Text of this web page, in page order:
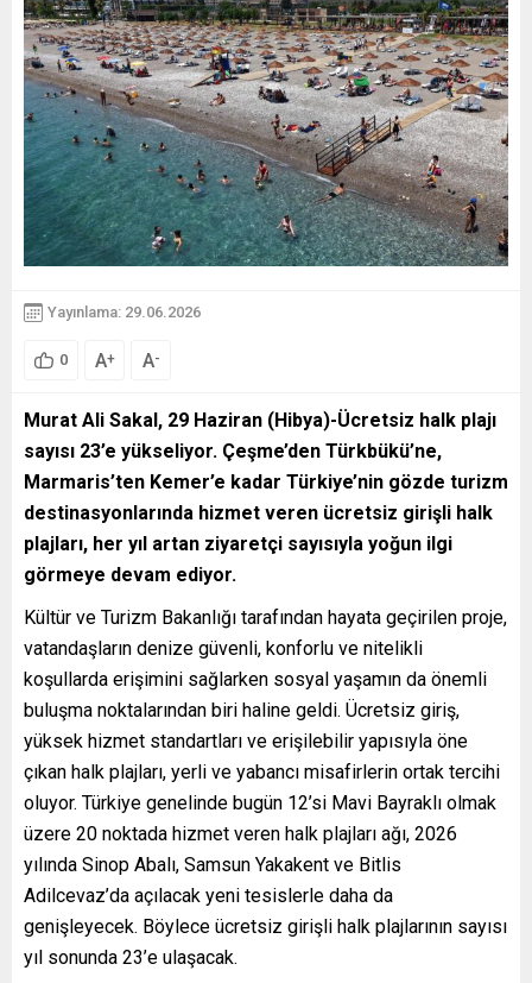
Yayınlama: 29.06.2026
0 A+ A-
Murat Ali Sakal, 29 Haziran (Hibya)-Ücretsiz halk plajı
sayısı 23’e yükseliyor. Çeşme’den Türkbükü’ne,
Marmaris’ten Kemer’e kadar Türkiye’nin gözde turizm
destinasyonlarında hizmet veren ücretsiz girişli halk
plajları, her yıl artan ziyaretçi sayısıyla yoğun ilgi
görmeye devam ediyor.
Kültür ve Turizm Bakanlığı tarafından hayata geçirilen proje,
vatandaşların denize güvenli, konforlu ve nitelikli
koşullarda erişimini sağlarken sosyal yaşamın da önemli
buluşma noktalarından biri haline geldi. Ücretsiz giriş,
yüksek hizmet standartları ve erişilebilir yapısıyla öne
çıkan halk plajları, yerli ve yabancı misafirlerin ortak tercihi
oluyor. Türkiye genelinde bugün 12’si Mavi Bayraklı olmak
üzere 20 noktada hizmet veren halk plajları ağı, 2026
yılında Sinop Abalı, Samsun Yakakent ve Bitlis
Adilcevaz’da açılacak yeni tesislerle daha da
genişleyecek. Böylece ücretsiz girişli halk plajlarının sayısı
yıl sonunda 23’e ulaşacak.